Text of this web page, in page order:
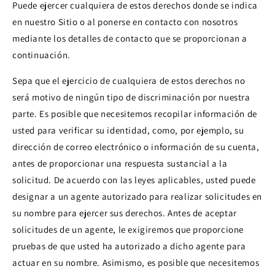
Puede ejercer cualquiera de estos derechos donde se indica
en nuestro Sitio o al ponerse en contacto con nosotros
mediante los detalles de contacto que se proporcionan a
continuación.
Sepa que el ejercicio de cualquiera de estos derechos no
será motivo de ningún tipo de discriminación por nuestra
parte. Es posible que necesitemos recopilar información de
usted para verificar su identidad, como, por ejemplo, su
dirección de correo electrónico o información de su cuenta,
antes de proporcionar una respuesta sustancial a la
solicitud. De acuerdo con las leyes aplicables, usted puede
designar a un agente autorizado para realizar solicitudes en
su nombre para ejercer sus derechos. Antes de aceptar
solicitudes de un agente, le exigiremos que proporcione
pruebas de que usted ha autorizado a dicho agente para
actuar en su nombre. Asimismo, es posible que necesitemos